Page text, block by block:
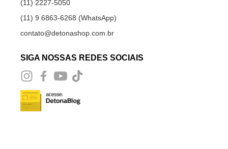
(11) 2227-5050
(11) 9 6863-6268 (WhatsApp)
contato@detonashop.com.br
SIGA NOSSAS REDES SOCIAIS